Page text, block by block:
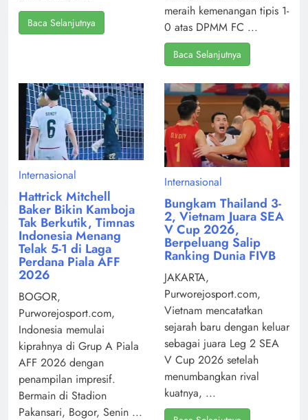
Baca Selanjutnya
meraih kemenangan tipis 1-
0 atas DPMM FC ...
Baca Selanjutnya
Internasional
Hattrick Mitchell
Baker Bikin Kamboja
Tak Berkutik, Timnas
Indonesia Menang
Telak 5-1 di Laga
Perdana Piala AFF
2026
BOGOR,
Purworejosport.com,
Indonesia memulai
kiprahnya di Grup A Piala
AFF 2026 dengan
penampilan impresif.
Bermain di Stadion
Pakansari, Bogor, Senin ...
Internasional
Bungkam Thailand 3-
2, Vietnam Juara SEA
V Cup 2026,
Berpeluang Salip
Ranking Dunia FIVB
JAKARTA,
Purworejosport.com,
Vietnam mencatatkan
sejarah baru dengan keluar
sebagai juara Leg 2 SEA
V Cup 2026 setelah
menumbangkan rival
kuatnya, ...